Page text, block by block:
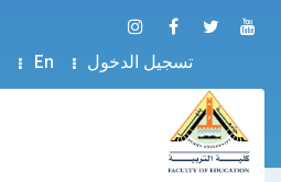
تسجيل الدخول En